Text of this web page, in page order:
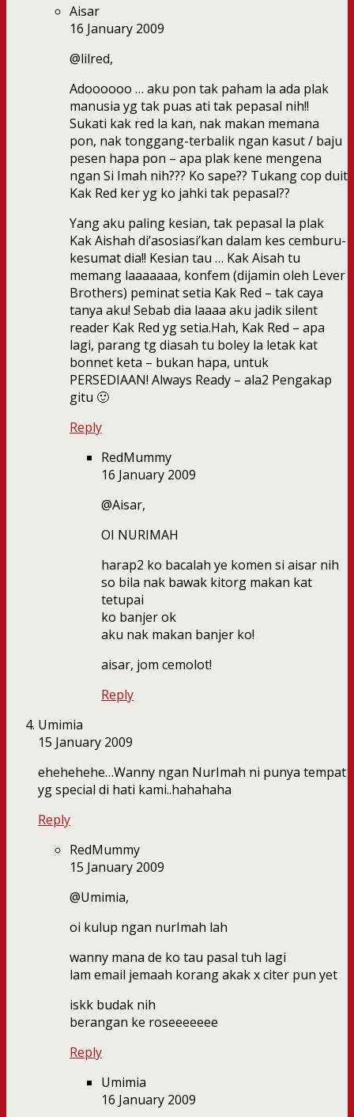
Aisar
16 January 2009
@lilred,
Adoooooo … aku pon tak paham la ada plak
manusia yg tak puas ati tak pepasal nih!!
Sukati kak red la kan, nak makan memana
pon, nak tonggang-terbalik ngan kasut / baju
pesen hapa pon – apa plak kene mengena
ngan Si Imah nih??? Ko sape?? Tukang cop duit
Kak Red ker yg ko jahki tak pepasal??
Yang aku paling kesian, tak pepasal la plak
Kak Aishah di’asosiasi’kan dalam kes cemburu-
kesumat dia!! Kesian tau … Kak Aisah tu
memang laaaaaaa, konfem (dijamin oleh Lever
Brothers) peminat setia Kak Red – tak caya
tanya aku! Sebab dia laaaa aku jadik silent
reader Kak Red yg setia.Hah, Kak Red – apa
lagi, parang tg diasah tu boley la letak kat
bonnet keta – bukan hapa, untuk
PERSEDIAAN! Always Ready – ala2 Pengakap
gitu 🙂
Reply
RedMummy
16 January 2009
@Aisar,
OI NURIMAH
harap2 ko bacalah ye komen si aisar nih
so bila nak bawak kitorg makan kat
tetupai
ko banjer ok
aku nak makan banjer ko!
aisar, jom cemolot!
Reply
Umimia
15 January 2009
ehehehehe…Wanny ngan NurImah ni punya tempat
yg special di hati kami..hahahaha
Reply
RedMummy
15 January 2009
@Umimia,
oi kulup ngan nurImah lah
wanny mana de ko tau pasal tuh lagi
lam email jemaah korang akak x citer pun yet
iskk budak nih
berangan ke roseeeeeee
Reply
Umimia
16 January 2009